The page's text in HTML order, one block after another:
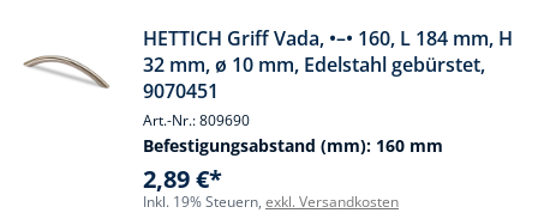
HETTICH Griff Vada, •–• 160, L 184 mm, H
32 mm, ø 10 mm, Edelstahl gebürstet,
9070451
Art.-Nr.: 809690
Befestigungsabstand (mm): 160 mm
2,89 €*
Inkl. 19% Steuern, exkl. Versandkosten